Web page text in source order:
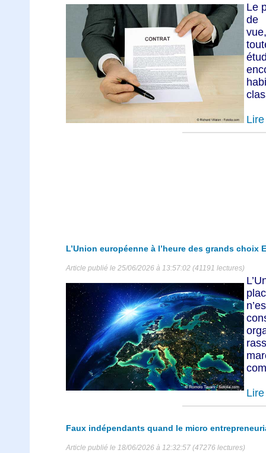
Le
de
L’Union européenne à l’heure des grands choix
Article publié le 25/06/2026 à 13:57:02 (41191 lectures)
Faux indépendants quand le micro
Article publié le 18/06/2026 à 12:32:57 (47276 lectures)